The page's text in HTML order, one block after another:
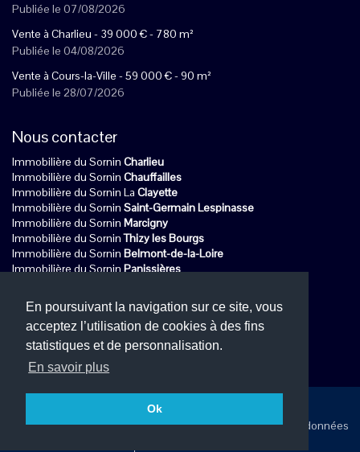
En poursuivant la navigation sur ce site, vous
acceptez l’utilisation de cookies à des fins
statistiques et de personnalisation.
En savoir plus
Ok
Publiée le 07/08/2026
Vente à Charlieu - 39 000 €- 780 m²
Publiée le 04/08/2026
Vente à Cours-la-Ville - 59 000 €- 90 m²
Publiée le 28/07/2026
Nous contacter
Immobilière du Sornin Charlieu
Immobilière du Sornin Chauffailles
Immobilière du Sornin La Clayette
Immobilière du Sornin Saint-Germain Lespinasse
Immobilière du Sornin Marcigny
Immobilière du SorninThizy les Bourgs
Immobilière du Sornin Belmont-de-la-Loire
Immobilière du SorninPanissières
Immobilière du Sornin
Matour
Retrouvez toutes nos coordonnéesici
Retrouvez notre agence sur
Accueil
Mentions légales et règlement général sur la protection des données